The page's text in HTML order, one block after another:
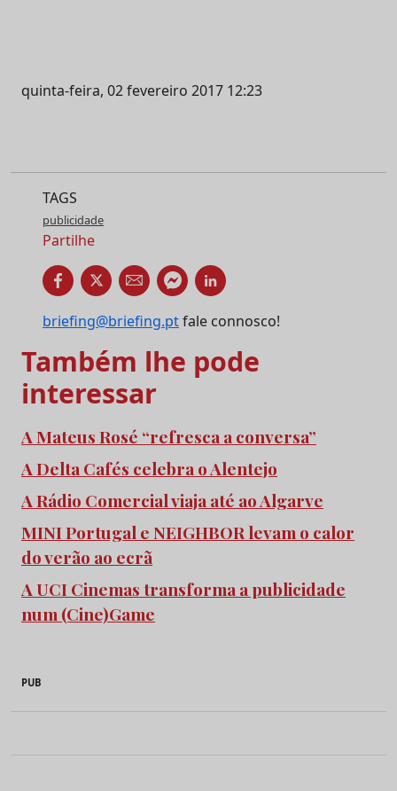
quinta-feira, 02 fevereiro 2017 12:23
TAGS
publicidade
Partilhe
briefing@briefing.ptfale connosco!
Também lhe pode
interessar
A Mateus Rosé “refresca a conversa”
A Delta Cafés celebra o Alentejo
A Rádio Comercial viaja até ao Algarve
MINI Portugal e NEIGHBOR levam o calor
do verão ao ecrã
A UCI Cinemas transforma a publicidade
num (Cine)Game
PUB